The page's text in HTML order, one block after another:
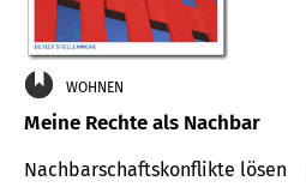
WOHNEN
Meine Rechte als Nachbar
Nach­bar­schafts­konflikte lösen